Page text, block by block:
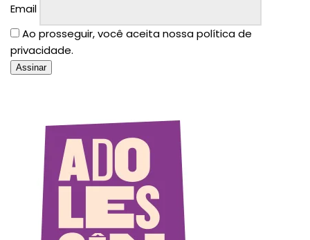
Email
Ao prosseguir, você aceita nossa política de
privacidade.